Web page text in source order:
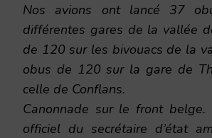
Nos avions ont lancé 37
différentes gares de la vallée
de 120 sur les bivouacs de la
obus de 120 sur la gare de
celle de Conflans.
Canonnade sur le front belge.
officiel du secrétaire d’état